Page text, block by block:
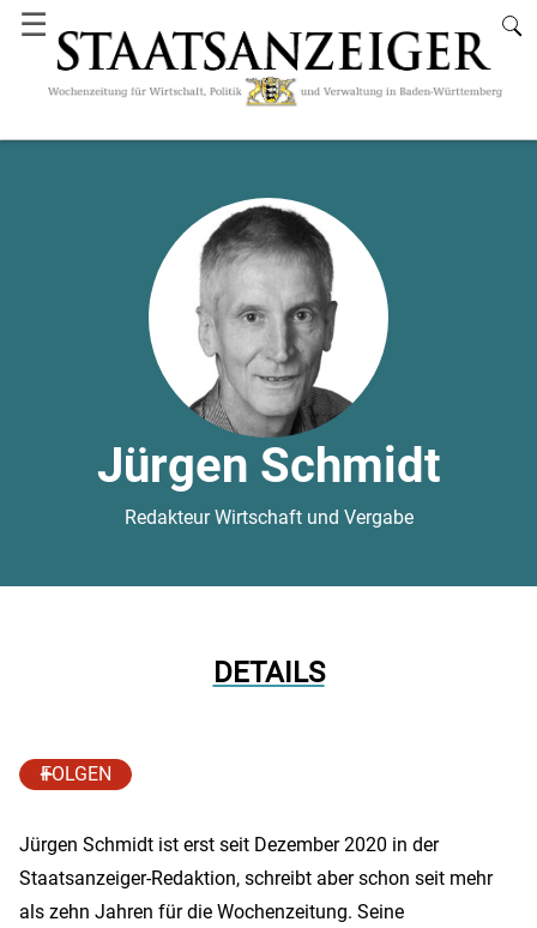
☰
Jürgen Schmidt
Redakteur Wirtschaft und Vergabe
DETAILS
FOLGEN
Jürgen Schmidt ist erst seit Dezember 2020 in der
Staatsanzeiger-Redaktion, schreibt aber schon seit mehr
als zehn Jahren für die Wochenzeitung. Seine